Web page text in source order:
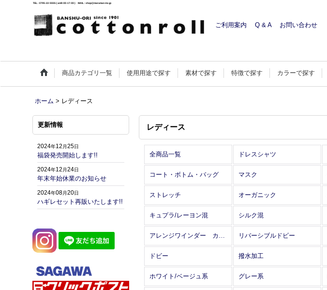
TEL : 0795-22-5555 ( am9:00-17:00 ) MAIL : shop@maruman-inc.jp
ご利用案内 Q & A お問い合わせ
商品カテゴリ一覧 使用用途で探す 素材で探す 特徴で探す カラーで探す
ホーム > レディース
更新情報
2024年12 月25日
福袋発売開始します!!
2024年12 月24日
年末年始休業のお知らせ
2024年08月20日
ハギレセット再販いたします!!
レディース
全商品一覧 ドレスシャツ
コート・ボトム・バッグ マスク
ストレッチ オーガニック
キュプラ/レーヨン混 シルク混
アレンジワインダー カットジャカード リバーシブルドビー
ドビー 撥水加工
ホワイト/ベージュ系 グレー系